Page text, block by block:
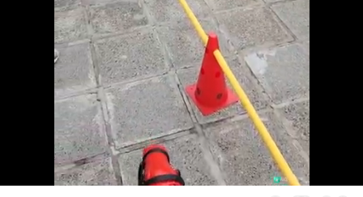
Loaded
100.00%